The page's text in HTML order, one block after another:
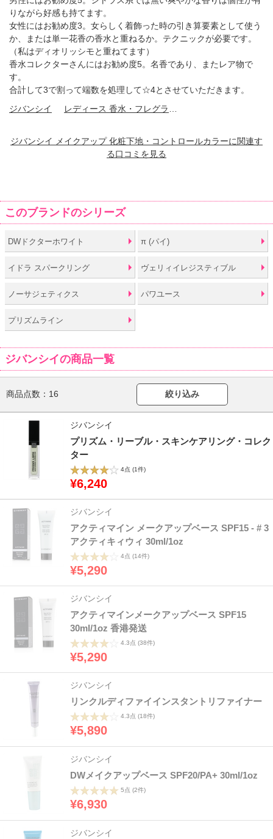
りながら好感も持てます。
女性にはお勧め度3。女らしく着飾った時の引き算要素として使う
か、または単一花香の香水と重ねるか。テクニックが必要です。
（私はディオリッシモと重ねてます）
香水コレクターさんにはお勧め度5。名香であり、またレア物で
す。
合計して3で割って端数を処理して☆4とさせていただきます。
ジバンシイ
ジバンシイ メイクアップ 化粧下地・コントロールカラーに関連す
る口コミを見る
このブランドのシリーズ
DWドクターホワイト π (パイ)
イドラ スパークリング ヴェリィイレジスティブル
ノーサジェティクス パワユース
プリズムライン
ジバンシイの商品一覧
商品点数： 16 絞り込み
ジバンシイ
プリズム・リーブル・スキンケアリング・コレク
ター
4点 (1件)
¥6,240
ジバンシイ
アクティマイン メークアップベース SPF15 - # 3
アクティキィウィ 30ml/1oz
4点 (14件)
¥5,290
ジバンシイ
アクティマインメークアップベース SPF15
30ml/1oz 香港発送
4.3点 (38件)
¥5,290
ジバンシイ
リンクルディファイインスタントリファイナー
4.3点 (18件)
¥5,890
ジバンシイ
DWメイクアップベース SPF20/PA+ 30ml/1oz
5点 (2件)
¥6,930
ジバンシイ